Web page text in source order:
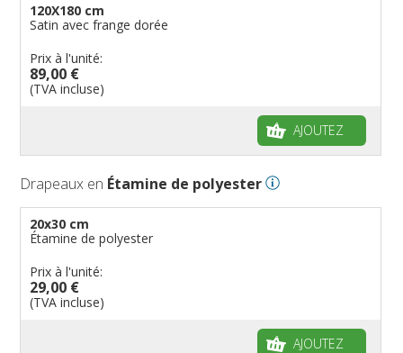
120X180 cm
Satin avec frange dorée
Prix à l'unité:
89,00 €
(TVA incluse)
AJOUTEZ
Drapeaux en Étamine de polyester
20x30 cm
Étamine de polyester
Prix à l'unité:
29,00 €
(TVA incluse)
AJOUTEZ